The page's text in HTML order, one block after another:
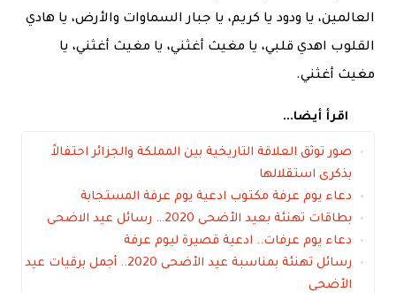
العالمين، يا ودود يا كريم، يا جبار السماوات والأرض، يا هادي
القلوب اهدي قلبي، يا مغيث أغثني، يا مغيث أغثني، يا
مغيث أغثني.
اقرأ أيضا...
صور توثق العلاقة التاريخية بين المملكة والجزائر احتفالاً
بذكرى استقلالها
دعاء يوم عرفة مكتوب ادعية يوم عرفة المستجابة
بطاقات تهنئة بعيد الأضحى 2020… رسائل عيد الاضحى
دعاء يوم عرفات.. ادعية قصيرة ليوم عرفة
رسائل تهنئة بمناسبة عيد الأضحى 2020.. أجمل برقيات عيد
الأضحى